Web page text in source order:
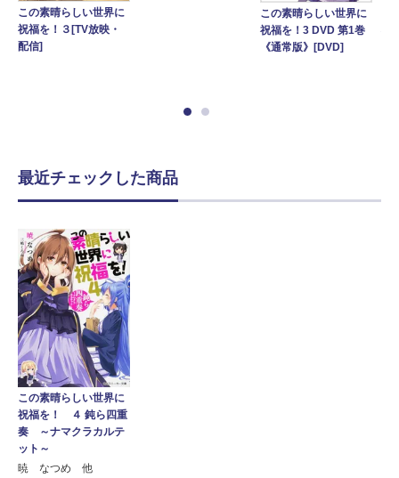
この素晴らしい世界に
祝福を！３[TV放映・
配信]
この素晴らしい世界に
祝福を！3 DVD 第1巻
《通常版》[DVD]
最近チェックした商品
この素晴らしい世界に
祝福を！ ４ 鈍ら四重
奏 ～ナマクラカルテ
ット～
暁 なつめ 他